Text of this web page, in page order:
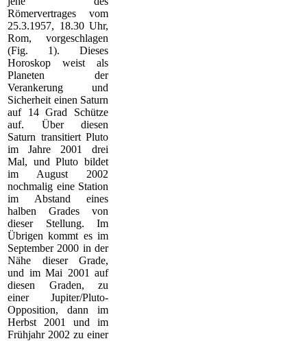
Römervertrages vom
25.3.1957, 18.30 Uhr,
Rom, vorgeschlagen
(Fig. 1). Dieses
Horoskop weist als
Planeten der
Verankerung und
Sicherheit einen Saturn
auf 14 Grad Schütze
auf. Über diesen
Saturn transitiert Pluto
im Jahre 2001 drei
Mal, und Pluto bildet
im August 2002
nochmalig eine Station
im Abstand eines
halben Grades von
dieser Stellung. Im
Übrigen kommt es im
September 2000 in der
Nähe dieser Grade,
und im Mai 2001 auf
diesen Graden, zu
einer Jupiter/Pluto-
Opposition, dann im
Herbst 2001 und im
Frühjahr 2002 zu einer